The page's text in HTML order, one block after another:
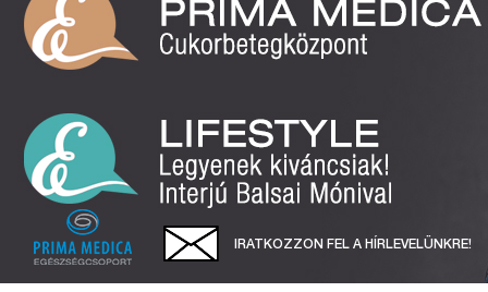
IRATKOZZON FEL A HÍRLEVELÜNKRE!